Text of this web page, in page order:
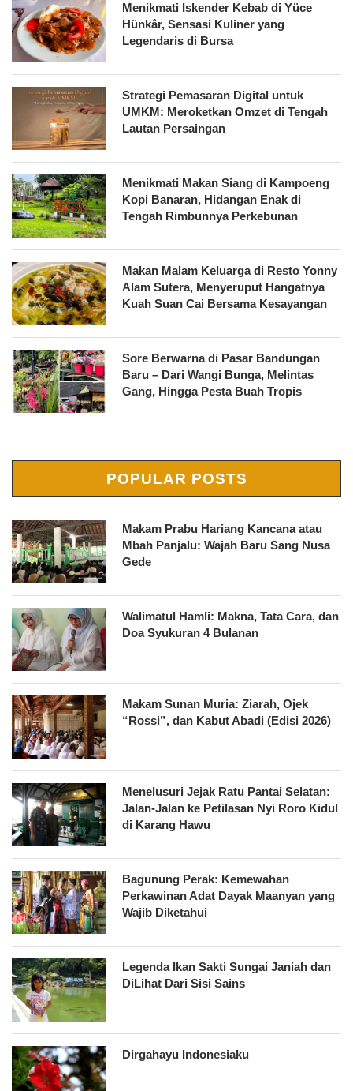
Menikmati Iskender Kebab di Yüce
Hünkâr, Sensasi Kuliner yang
Legendaris di Bursa
Strategi Pemasaran Digital untuk
UMKM: Meroketkan Omzet di Tengah
Lautan Persaingan
Menikmati Makan Siang di Kampoeng
Kopi Banaran, Hidangan Enak di
Tengah Rimbunnya Perkebunan
Makan Malam Keluarga di Resto Yonny
Alam Sutera, Menyeruput Hangatnya
Kuah Suan Cai Bersama Kesayangan
Sore Berwarna di Pasar Bandungan
Baru – Dari Wangi Bunga, Melintas
Gang, Hingga Pesta Buah Tropis
POPULAR POSTS
Makam Prabu Hariang Kancana atau
Mbah Panjalu: Wajah Baru Sang Nusa
Gede
Walimatul Hamli: Makna, Tata Cara, dan
Doa Syukuran 4 Bulanan
Makam Sunan Muria: Ziarah, Ojek
“Rossi”, dan Kabut Abadi (Edisi 2026)
Menelusuri Jejak Ratu Pantai Selatan:
Jalan-Jalan ke Petilasan Nyi Roro Kidul
di Karang Hawu
Bagunung Perak: Kemewahan
Perkawinan Adat Dayak Maanyan yang
Wajib Diketahui
Legenda Ikan Sakti Sungai Janiah dan
DiLihat Dari Sisi Sains
Dirgahayu Indonesiaku